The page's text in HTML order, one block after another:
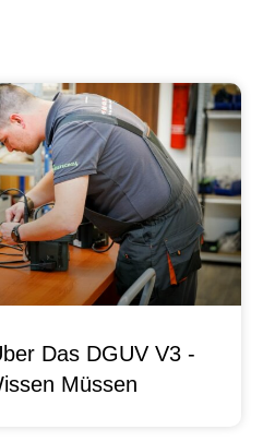
Das DGUV V3 -
Müssen